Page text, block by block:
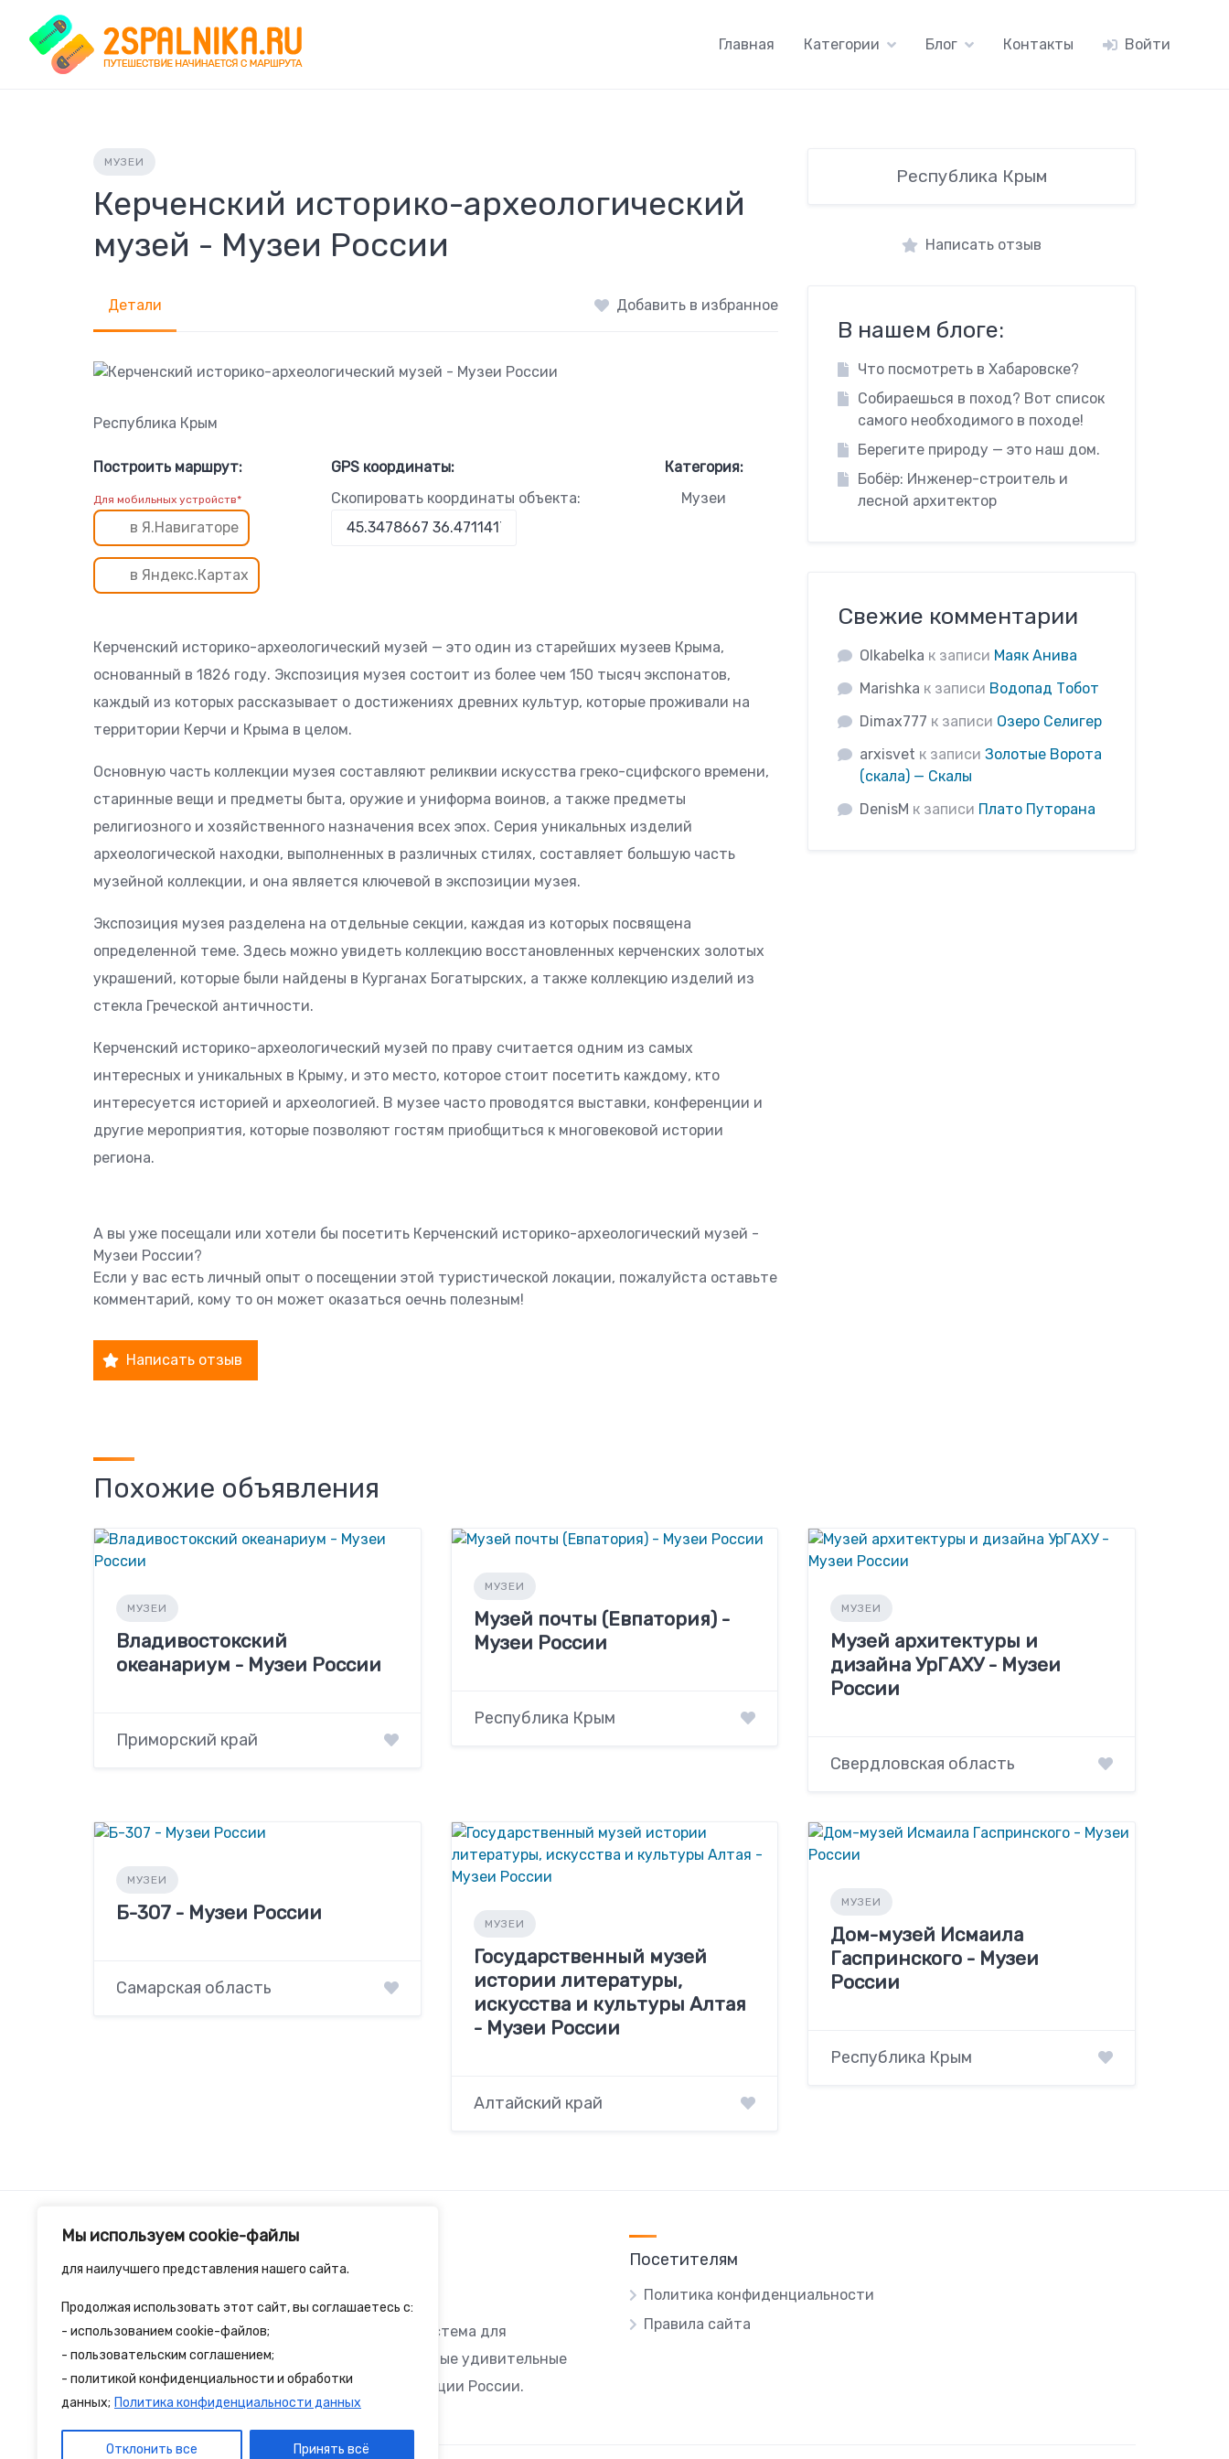
Мы используем cookie-файлы
для наилучшего представления нашего сайта.
Продолжая использовать этот сайт, вы соглашаетесь с:
- использованием cookie-файлов;
- пользовательским соглашением;
- политикой конфиденциальности и обработки
данных; Политика конфиденциальности данных
Отклонить все Принять всё
content
Главная Категории Блог Контакты Войти
МУЗЕИ
Керченский историко-археологический
музей - Музеи России
Детали Добавить в избранное
Республика Крым
Построить маршрут:
Для мобильных устройств*
в Я.Навигаторе
в Яндекс.Картах
GPS координаты:
Скопировать координаты объекта:
Категория:
Музеи
Керченский историко-археологический музей — это один из старейших музеев Крыма,
основанный в 1826 году. Экспозиция музея состоит из более чем 150 тысяч экспонатов,
каждый из которых рассказывает о достижениях древних культур, которые проживали на
территории Керчи и Крыма в целом.
Основную часть коллекции музея составляют реликвии искусства греко-сцифского времени,
старинные вещи и предметы быта, оружие и униформа воинов, а также предметы
религиозного и хозяйственного назначения всех эпох. Серия уникальных изделий
археологической находки, выполненных в различных стилях, составляет большую часть
музейной коллекции, и она является ключевой в экспозиции музея.
Экспозиция музея разделена на отдельные секции, каждая из которых посвящена
определенной теме. Здесь можно увидеть коллекцию восстановленных керченских золотых
украшений, которые были найдены в Курганах Богатырских, а также коллекцию изделий из
стекла Греческой античности.
Керченский историко-археологический музей по праву считается одним из самых
интересных и уникальных в Крыму, и это место, которое стоит посетить каждому, кто
интересуется историей и археологией. В музее часто проводятся выставки, конференции и
другие мероприятия, которые позволяют гостям приобщиться к многовековой истории
региона.
А вы уже посещали или хотели бы посетить Керченский историко-археологический музей -
Музеи России?
Если у вас есть личный опыт о посещении этой туристической локации, пожалуйста оставьте
комментарий, кому то он может оказаться оечнь полезным!
Написать отзыв
Республика Крым
Написать отзыв
В нашем блоге:
Что посмотреть в Хабаровске?
Собираешься в поход? Вот список
самого необходимого в походе!
Берегите природу — это наш дом.
Бобёр: Инженер-строитель и
лесной архитектор
Свежие комментарии
Olkabelka к записи Маяк Анива
Marishka к записи Водопад Тобот
Dimax777 к записи Озеро Селигер
arxisvet к записиЗолотые Ворота
(скала) — Скалы
DenisM к записи Плато Путорана
Похожие объявления
МУЗЕИ
Владивостокский
океанариум - Музеи России
Приморский край
МУЗЕИ
Музей почты (Евпатория) -
Музеи России
Республика Крым
МУЗЕИ
Музей архитектуры и
дизайна УрГАХУ - Музеи
России
Свердловская область
МУЗЕИ
Б-307 - Музеи России
Самарская область
МУЗЕИ
Государственный музей
истории литературы,
искусства и культуры Алтая
- Музеи России
Алтайский край
МУЗЕИ
Дом-музей Исмаила
Гаспринского - Музеи
России
Республика Крым
2spalnika.ru — это удобная информационная система для
путешественников и туристов где собраны самые удивительные
достопримечательности и туристические локации России.
Посетителям
Политика конфиденциальности
Правила сайта